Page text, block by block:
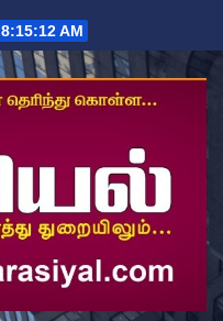
8:15:12 AM